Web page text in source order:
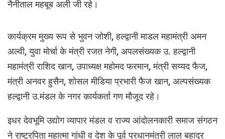
नैनीताल महबूब अली जी रहे।
कार्यक्रम मुख्य रूप से भुवन जोशी, हल्द्वानी माडल महामंत्री अमन
अल्वी, युवा मोर्चा के मंत्री रजत नेगी, अपलसंख्यक उ. हल्द्वानी
महामंत्री राशिद खान, उपाध्यक्ष महोमद फरमान, मंत्री सय्यद फैज,
मंत्री अनवर हुसैन, शोसल मीडिया प्रभारी फैज खान, अल्पसंख्यक
हल्द्वानी उ.मंडल के नगर कार्यकर्ता गण मौजूद रहे।
इधर देवभूमि उद्योग व्यापार मंडल व राज्य आंदोलनकारी समाज संगठन
ने राष्ट्रपिता महात्मा गांधी व देश के पूर्व प्रधानमंत्री लाल बहादुर